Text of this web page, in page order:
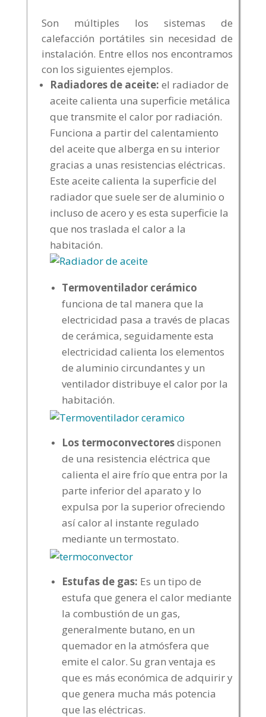
Son múltiples los sistemas de
calefacción portátiles sin necesidad de
instalación. Entre ellos nos encontramos
con los siguientes ejemplos.
Radiadores de aceite: el radiador de
aceite calienta una superficie metálica
que transmite el calor por radiación.
Funciona a partir del calentamiento
del aceite que alberga en su interior
gracias a unas resistencias eléctricas.
Este aceite calienta la superficie del
radiador que suele ser de aluminio o
incluso de acero y es esta superficie la
que nos traslada el calor a la
habitación.
Termoventilador cerámico
funciona de tal manera que la
electricidad pasa a través de placas
de cerámica, seguidamente esta
electricidad calienta los elementos
de aluminio circundantes y un
ventilador distribuye el calor por la
habitación.
Los termoconvectoresdisponen
de una resistencia eléctrica que
calienta el aire frío que entra por la
parte inferior del aparato y lo
expulsa por la superior ofreciendo
así calor al instante regulado
mediante un termostato.
Estufas de gas: Es un tipo de
estufa que genera el calor mediante
la combustión de un gas,
generalmente butano, en un
quemador en la atmósfera que
emite el calor. Su gran ventaja es
que es más económica de adquirir y
que genera mucha más potencia
que las eléctricas.